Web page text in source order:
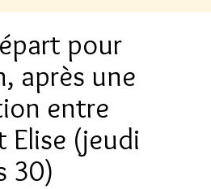
pour
après une
entre
Elise (jeudi
30)